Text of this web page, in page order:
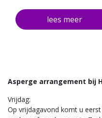
aperitief
1x Lunch tussen de
rondleiding en uitleg van
Prijs vanaf € 229,00
03-05, 24-05 of 31-05
Asperge arrangement bij
Vrijdag:
Op vrijdagavond komt u